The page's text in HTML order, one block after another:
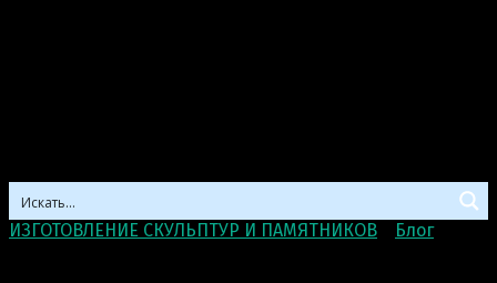
ИЗГОТОВЛЕНИЕ СКУЛЬПТУР И ПАМЯТНИКОВ Блог>